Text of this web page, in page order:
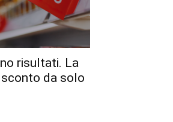
risultati. La
sconto da solo